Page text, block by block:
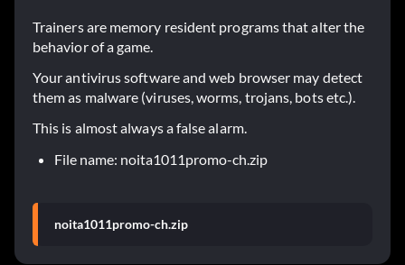
Trainers are memory resident programs that alter the
behavior of a game.
Your antivirus software and web browser may detect
them as malware (viruses, worms, trojans, bots etc.).
This is almost always a false alarm.
File name: noita1011promo-ch.zip
noita1011promo-ch.zip